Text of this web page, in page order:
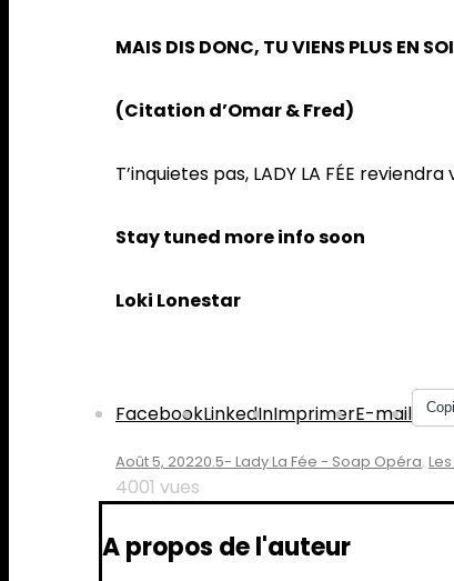
MAIS DIS DONC, TU VIENS PLUS EN
(Citation d’Omar & Fred)
T’inquietes pas, LADY LA FÉE
Stay tuned more info soon
Loki Lonestar
FacebookLinkedInImprimerE-mail
Août 5, 20220.5- Lady La Fée - Soap Opéra,
4001 vues
A propos de l'auteur